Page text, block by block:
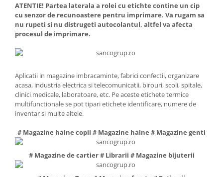
ATENTIE! Partea laterala a rolei cu etichte contine un cip
cu senzor de recunoastere pentru imprimare. Va rugam sa
nu rupeti si nu distrugeti autocolantul, altfel va afecta
procesul de imprimare.
Aplicatii in magazine imbracaminte, fabrici confectii, organizare
acasa, industria electrica si telecomunicatii, birouri, scoli, spitale,
clinici medicale, laboratoare, etc. Pe aceste etichete termice
multifunctionale se pot tipari etichete identificare, numere de
inventar si multe altele.
# Magazine haine copii # Magazine haine # Magazine genti
# Magazine de cartier # Librarii # Magazine bijuterii